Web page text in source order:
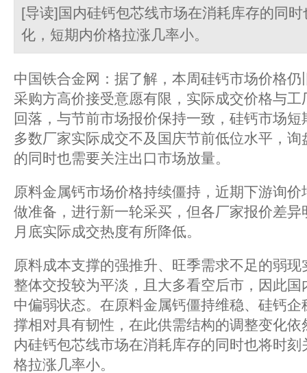
[导读]国内硅钙包芯线市场在消耗库存的同
化，短期内价格拉涨几率小。
中国铁合金网：据了解，本周硅钙市场价格
采购方高价接受意愿有限，实际成交价格与
回落，与节前市场报价保持一致，硅钙市场
多数厂家实际成交不及国庆节前低位水平，
的同时也需要关注出口市场放量。
原料金属钙市场价格持续僵持，近期下游询
做准备，进行新一轮采买，但各厂家报价差
月底实际成交热度有所降低。
原料成本支撑的强推升、旺季需求不足的弱
整体交投较为平淡，且大多看空后市，因此
中偏弱状态。在原料金属钙僵持维稳、硅钙
撑相对具有韧性，在此供需结构的调整变化
内硅钙包芯线市场在消耗库存的同时也将时
格拉涨几率小。